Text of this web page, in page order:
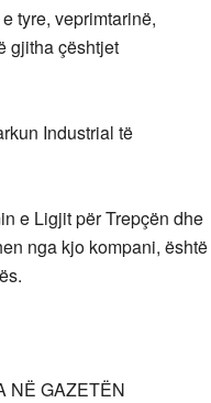
tyre, veprimtarinë,
gjitha çështjet
Industrial të
e Ligjit për Trepçën dhe
nga kjo kompani, është
NË GAZETËN